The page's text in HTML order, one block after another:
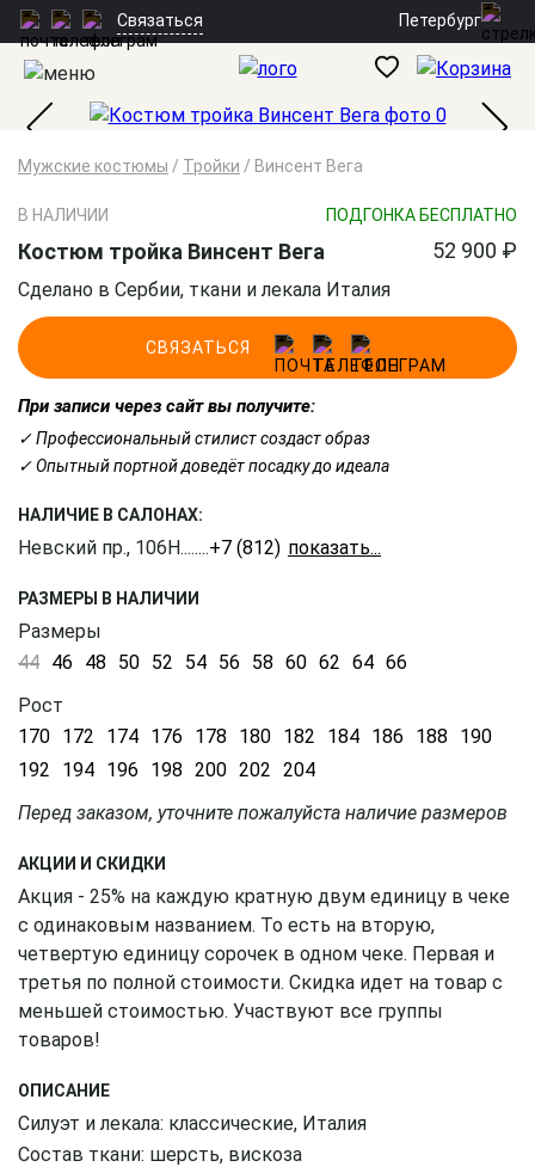
Связаться Петербург
Мужские костюмы / Тройки / Винсент Вега
В НАЛИЧИИ ПОДГОНКА БЕСПЛАТНО
Костюм тройка Винсент Вега 52 900 ₽
Сделано в Сербии, ткани и лекала Италия
СВЯЗАТЬСЯ
При записи через сайт вы получите:
✓ Профессиональный стилист создаст образ
✓ Опытный портной доведёт посадку до идеала
НАЛИЧИЕ В САЛОНАХ:
Невский пр., 106Н........+7 (812) 309-16-55
РАЗМЕРЫ В НАЛИЧИИ
Размеры
44 46 48 50 52 54 56 58 60 62 64 66
Рост
170 172 174 176 178 180 182 184 186 188 190
192
194 196 198 200 202 204
Перед заказом, уточните пожалуйста наличие размеров
АКЦИИ И СКИДКИ
Акция - 25% на каждую кратную двум единицу в чеке
с одинаковым названием. То есть на вторую,
четвертую единицу сорочек в одном чеке. Первая и
третья по полной стоимости. Скидка идет на товар с
меньшей стоимостью. Участвуют все группы
товаров!
ОПИСАНИЕ
Силуэт и лекала: классические, Италия
Состав ткани: шерсть, вискоза